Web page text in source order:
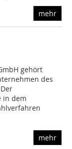
mehr
gehört
des
in dem
mehr